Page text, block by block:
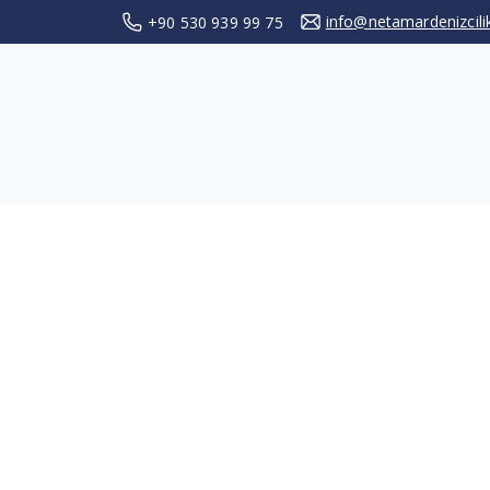
+90 530 939 99 75